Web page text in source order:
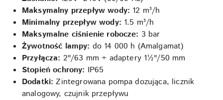
Maksymalny przepływ wody: 12 m³/h
Minimalny przepływ wody: 1.5 m³/h
Maksymalne ciśnienie robocze: 3 bar
Żywotność lampy: do 14 000 h (Amalgamat)
Przyłącza: 2"/63 mm + adaptery 1½"/50 mm
Stopień ochrony: IP65
Dodatki: Zintegrowana pompa dozująca, licznik
analogowy, czujnik przepływu